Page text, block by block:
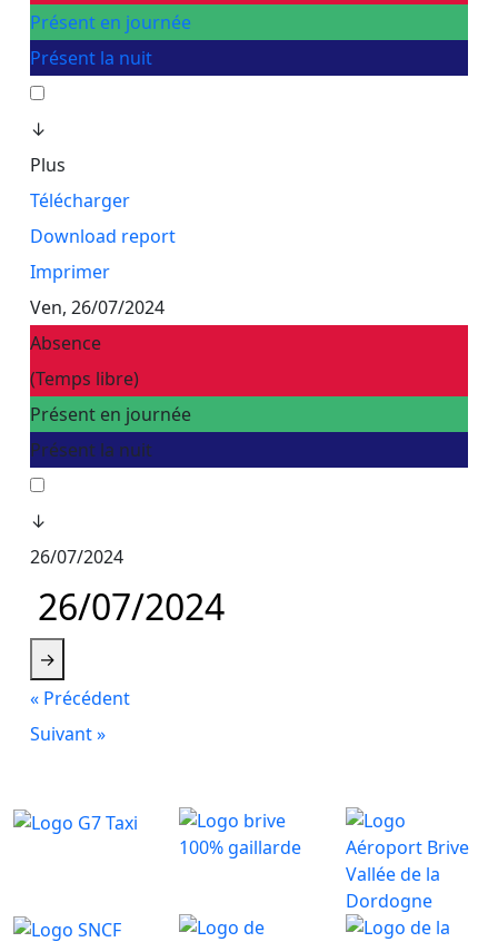
Présent en journée
Présent la nuit
↓
Plus
Télécharger
Download report
Imprimer
Ven, 26/07/2024
Absence
(Temps libre)
Présent en journée
Présent la nuit
↓
26/07/2024
→
« Précédent
Suivant »